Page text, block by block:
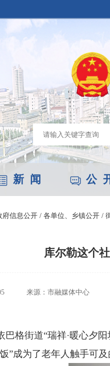
新 闻 公
府信息公开 / 各单位、乡镇公开 /
库尔勒这个
来源：市融媒体中心
巴格街道“瑞祥·暖心夕
”成为了老年人触手可及